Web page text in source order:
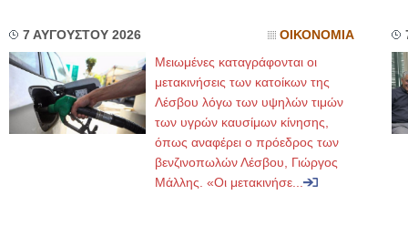
7 ΑΥΓΟΥΣΤΟΥ 2026 ΟΙΚΟΝΟΜΙΑ
Μειωμένες καταγράφονται οι
μετακινήσεις των κατοίκων της
Λέσβου λόγω των υψηλών τιμών
των υγρών καυσίμων κίνησης,
όπως αναφέρει ο πρόεδρος των
βενζινοπωλών Λέσβου, Γιώργος
Μάλλης. «Οι μετακινήσε...